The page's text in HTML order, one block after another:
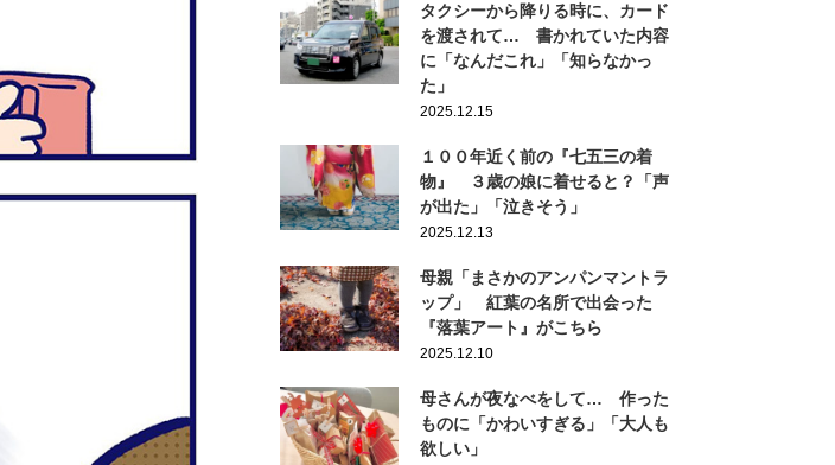
タクシーから降りる時に、カード
を渡されて… 書かれていた内容
に「なんだこれ」「知らなかっ
た」
2025.12.15
１００年近く前の『七五三の着
物』 ３歳の娘に着せると？「声
が出た」「泣きそう」
2025.12.13
母親「まさかのアンパンマントラ
ップ」 紅葉の名所で出会った
『落葉アート』がこちら
2025.12.10
母さんが夜なべをして… 作った
ものに「かわいすぎる」「大人も
欲しい」